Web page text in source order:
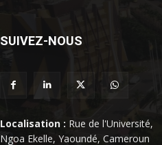
SUIVEZ-NOUS
Localisation : Rue de l'Université,
Ngoa Ekelle, Yaoundé, Cameroun